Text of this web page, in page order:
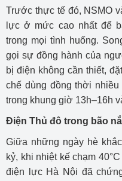
Trước thực tế đó, NSMO
lực ở mức cao nhất để
trong mọi tình huống.
gọi sự đồng hành của
bị điện không cần thiết,
chế dùng đồng thời
trong khung giờ 13h–16h
Điện Thủ đô trong bão
Giữa những ngày hè
kỷ, khi nhiệt kế chạm
điện lực Hà Nội đã